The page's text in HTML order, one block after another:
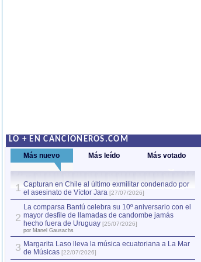
LO + EN CANCIONEROS.COM
Más nuevo Más leído Más votado
1 Capturan en Chile al último exmilitar condenado por
el asesinato de Víctor Jara [27/07/2026]
2
La comparsa Bantú celebra su 10º aniversario con el
mayor desfile de llamadas de candombe jamás
hecho fuera de Uruguay [25/07/2026]
por Manel Gausachs
3 Margarita Laso lleva la música ecuatoriana a La Mar
de Músicas [22/07/2026]